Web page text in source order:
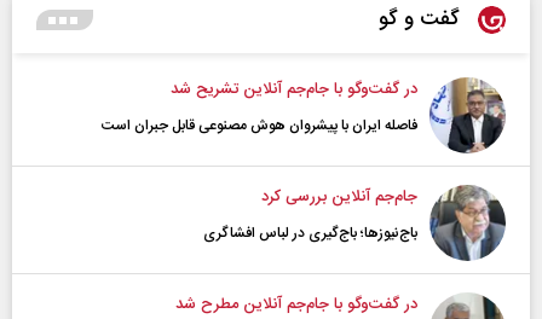
گفت و گو
در گفت‌و‌گو با جام‌جم آنلاین تشریح شد
فاصله ایران با پیشرو‌ان هوش مصنوعی قابل جبران است
جام‌جم آنلاین بررسی کرد
باج‌نیوزها؛ باج‌گیری در لباس افشاگری
در گفت‌و‌گو با جام‌جم آنلاین مطرح شد